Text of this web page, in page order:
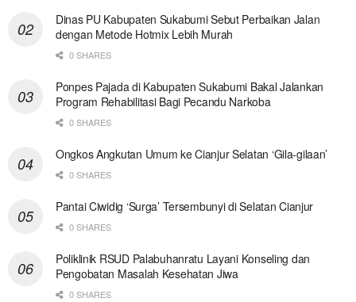
Dinas PU Kabupaten Sukabumi Sebut Perbaikan Jalan
dengan Metode Hotmix Lebih Murah
0 SHARES
Ponpes Pajada di Kabupaten Sukabumi Bakal Jalankan
Program Rehabilitasi Bagi Pecandu Narkoba
0 SHARES
Ongkos Angkutan Umum ke Cianjur Selatan ‘Gila-gilaan’
0 SHARES
Pantai Ciwidig ‘Surga’ Tersembunyi di Selatan Cianjur
0 SHARES
Poliklinik RSUD Palabuhanratu Layani Konseling dan
Pengobatan Masalah Kesehatan Jiwa
0 SHARES